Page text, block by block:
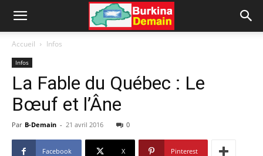
Accueil Infos
Infos
La Fable du Québec : Le
Bœuf et l’Âne
Par B-Demain - 21 avril 2016 0
Facebook X Pinterest